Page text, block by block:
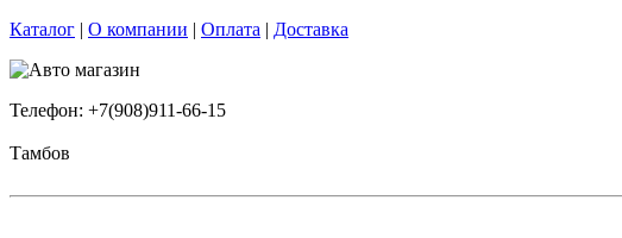
Каталог | О компании | Оплата | Доставка
Телефон: +7(908)911-66-15
Тамбов